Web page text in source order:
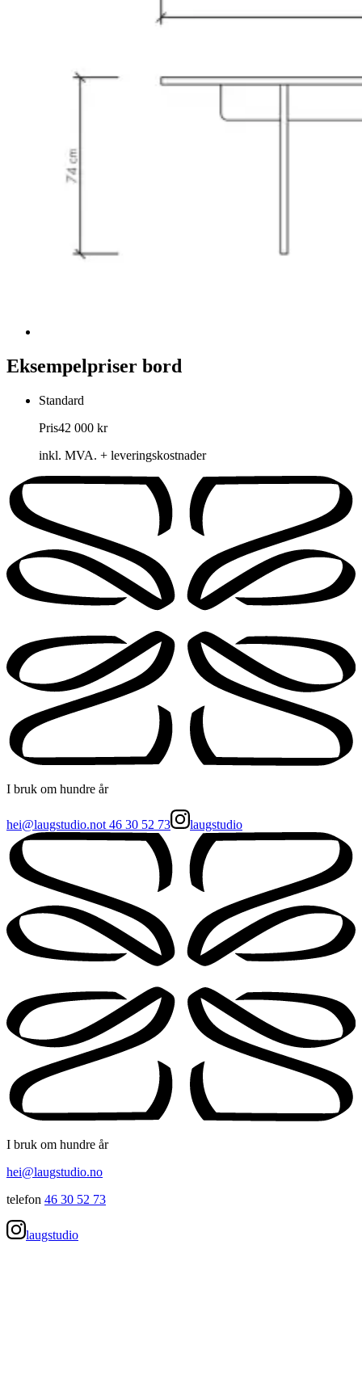
Eksempelpriser bord
Standard
Pris42 000 kr
inkl. MVA. + leveringskostnader
I bruk om hundre år
hei@laugstudio.not 46 30 52 73 laugstudio
I bruk om hundre år
hei@laugstudio.no
telefon 46 30 52 73
laugstudio